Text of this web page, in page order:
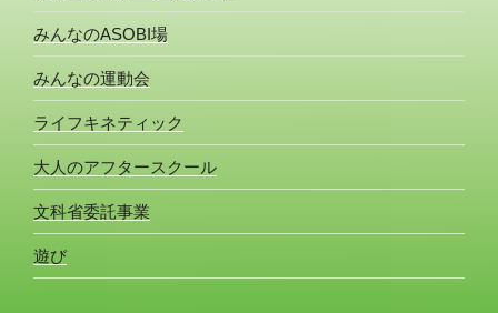
みんなのASOBI場
みんなの運動会
ライフキネティック
大人のアフタースクール
文科省委託事業
遊び